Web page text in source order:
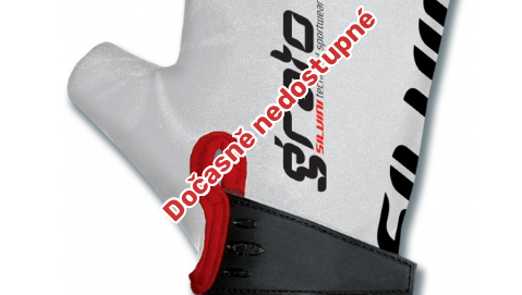
Dočasně nedostupné